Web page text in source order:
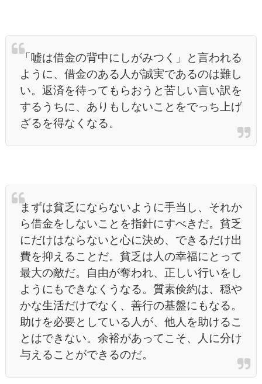
「嘘は借金の背中にしがみつく」と言われる
ように、借金のある人が誠実であるのは難し
い。返済を待ってもらおうと苦しい言い訳を
するうちに、ありもしないことをでっち上げ
ざるを得なくなる。
まずは貧乏にならないように手当し、それか
ら借金をしないことを指針にすべきだ。貧乏
にだけはならないと心に決め、できるだけ出
費を抑えることだ。貧乏は人の幸福にとって
最大の敵だ。自由が奪われ、正しい行いをし
ようにもできなくうなる。質素倹約は、穏や
かな生活だけでなく、善行の基盤にもなる。
助けを必要としている人が、他人を助けるこ
とはできない。余裕があってこそ、人に分け
与えることができるのだ。